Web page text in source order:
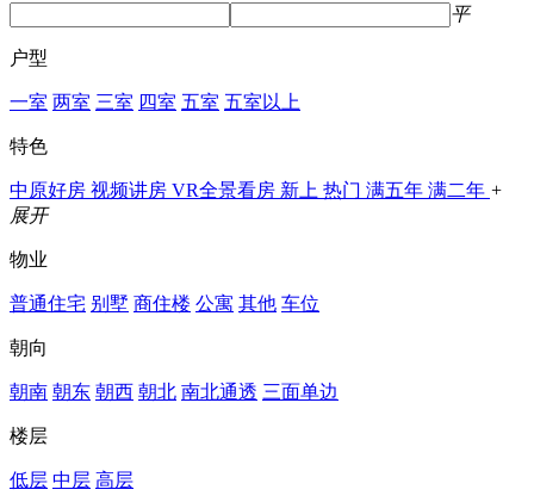
平
户型
一室 两室 三室 四室 五室 五室以上
特色
中原好房 视频讲房 VR全景看房 新上 热门 满五年 满二年 +
展开
物业
普通住宅 别墅 商住楼 公寓 其他 车位
朝向
朝南 朝东 朝西 朝北 南北通透 三面单边
楼层
低层 中层 高层